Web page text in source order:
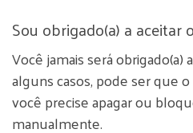
Sou obrigado(a) a aceitar
Você jamais será obrigado(a)
alguns casos, pode ser que
você precise apagar ou
manualmente.